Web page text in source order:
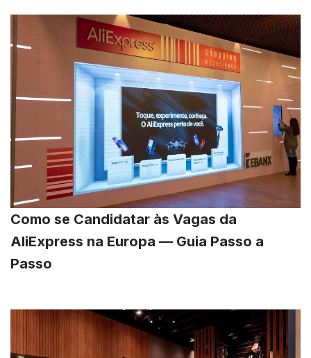
Como se Candidatar às Vagas da
AliExpress na Europa — Guia Passo a
Passo